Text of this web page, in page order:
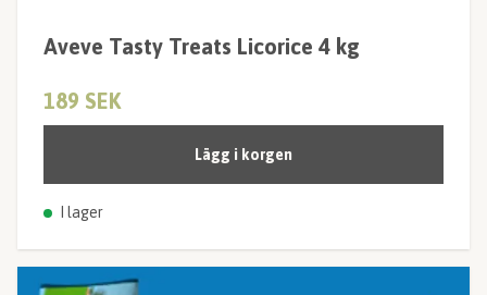
Aveve Tasty Treats Licorice 4 kg
189 SEK
Lägg i korgen
I lager